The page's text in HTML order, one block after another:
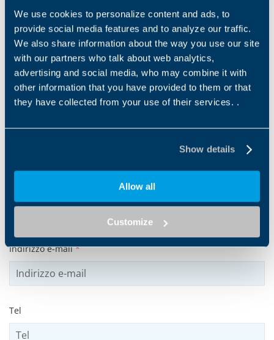
We use cookies to personalize content and ads, to
provide social media features and to analyze our traffic.
We also share information about the way you use our site
with our partners who talk about web analytics,
advertising and social media, who may combine it with
other information that you have provided to them or that
they have collected from your use of their services. .
Show details
Allow all
Customize
Products and solutions request
Middle name
Nome*
Indirizzo e-mail*
Tel